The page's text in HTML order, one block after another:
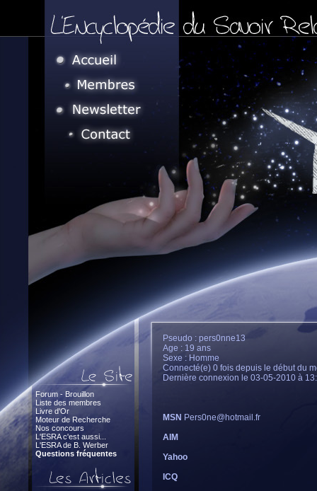
Forum - Brouillon
Liste des membres
Livre d'Or
Moteur de Recherche
Nos concours
L'ESRA c'est aussi...
L'ESRA de B. Werber
Questions fréquentes
Pseudo : pers0nne13
Age : 19 ans
Sexe : Homme
Connecté(e) 0 fois depuis le début du
Dernière connexion le 03-05-2010 à
MSN Pers0ne@hotmail.fr
AIM
Yahoo
ICQ